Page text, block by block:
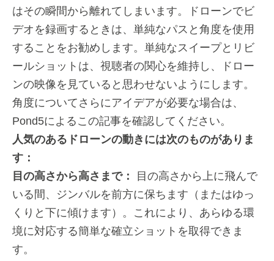
はその瞬間から離れてしまいます。ドローンでビ
デオを録画するときは、単純なパスと角度を使用
することをお勧めします。単純なスイープとリビ
ールショットは、視聴者の関心を維持し、ドロー
ンの映像を見ていると思わせないようにします。
角度についてさらにアイデアが必要な場合は、
Pond5によるこの記事を確認してください。
人気のあるドローンの動きには次のものがありま
す：
目の高さから高さまで：
目の高さから上に飛んで
いる間、ジンバルを前方に保ちます（またはゆっ
くりと下に傾けます）。これにより、あらゆる環
境に対応する簡単な確立ショットを取得できま
す。